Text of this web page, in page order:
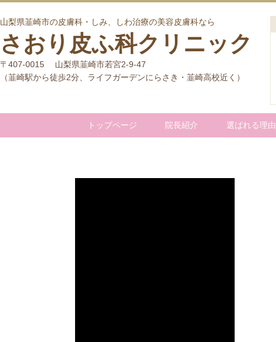
山梨県韮崎市の皮膚科・しみ、しわ治療の美容皮膚科なら
さおり皮ふ科クリニック
〒407-0015 山梨県韮崎市若宮2-9-47
（韮崎駅から徒歩2分、ライフガーデンにらさき・韮崎高校近く）
トップページ 院長紹介 選ばれる理由